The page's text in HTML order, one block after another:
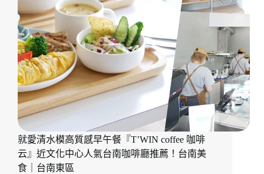
咖
哩
飯
『巷
隅
咖
啡
Lane
corner』
香
醇
拿
鐵
寄
就愛清水模高質感早午餐『T’WIN coffee 咖啡
云』近文化中心人氣台南咖啡廳推薦！台南美
食｜台南東區